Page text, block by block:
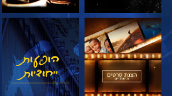
בדוק את הסדרה צפה